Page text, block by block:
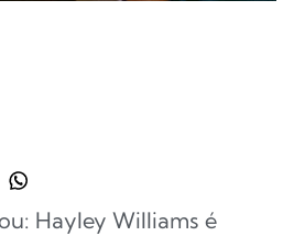
Hayley Williams é